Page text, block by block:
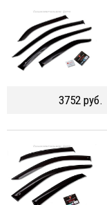
3752 руб.